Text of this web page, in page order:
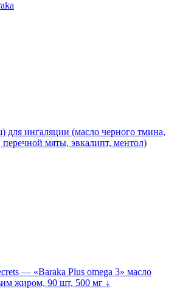
для ингаляции (масло черного тмина,
мяты, эвкалипт, ментол)